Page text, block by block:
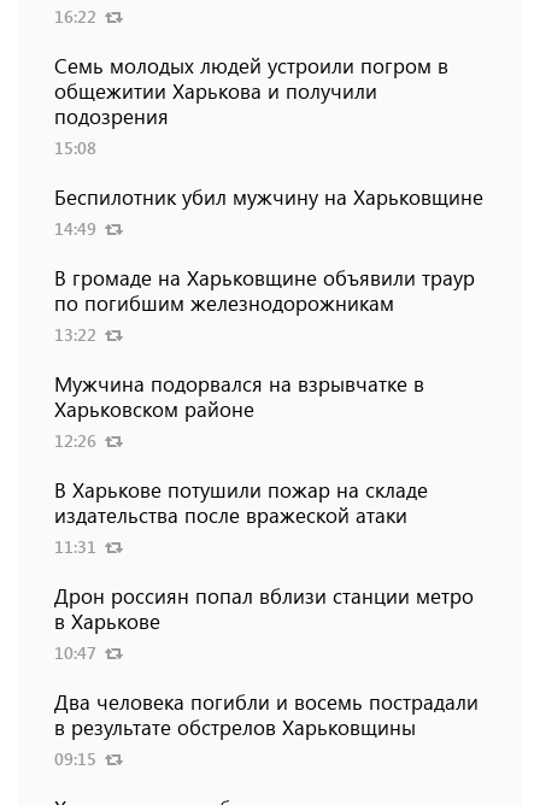
16:22
Семь молодых людей устроили погром в
общежитии Харькова и получили
подозрения
15:08
Беспилотник убил мужчину на Харьковщине
14:49
В громаде на Харьковщине объявили траур
по погибшим железнодорожникам
13:22
Мужчина подорвался на взрывчатке в
Харьковском районе
12:26
В Харькове потушили пожар на складе
издательства после вражеской атаки
11:31
Дрон россиян попал вблизи станции метро
в Харькове
10:47
Два человека погибли и восемь пострадали
в результате обстрелов Харьковщины
09:15